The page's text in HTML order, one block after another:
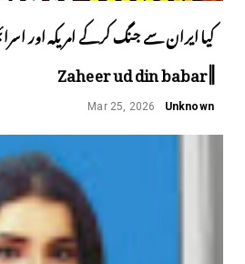
کیا ایران سے جنگ کرکے امریکہ اور
||Zaheer ud din babar
Unknown
Mar 25, 2026